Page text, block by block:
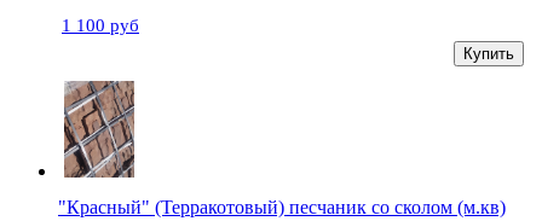
1 100 руб
Купить
"Красный" (Терракотовый) песчаник со сколом (м.кв)